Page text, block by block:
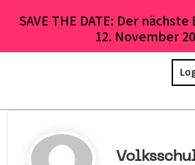
SAVE THE DATE: Der nächste
12. November